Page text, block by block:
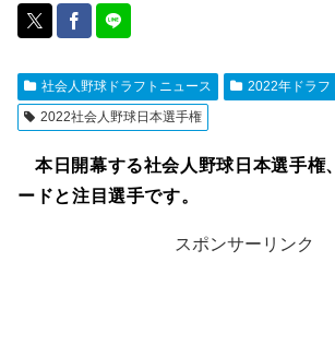
社会人野球ドラフトニュース
2022年ドラフ
2022社会人野球日本選手権
本日開幕する社会人野球日本選手権
ードと注目選手です。
スポンサーリンク